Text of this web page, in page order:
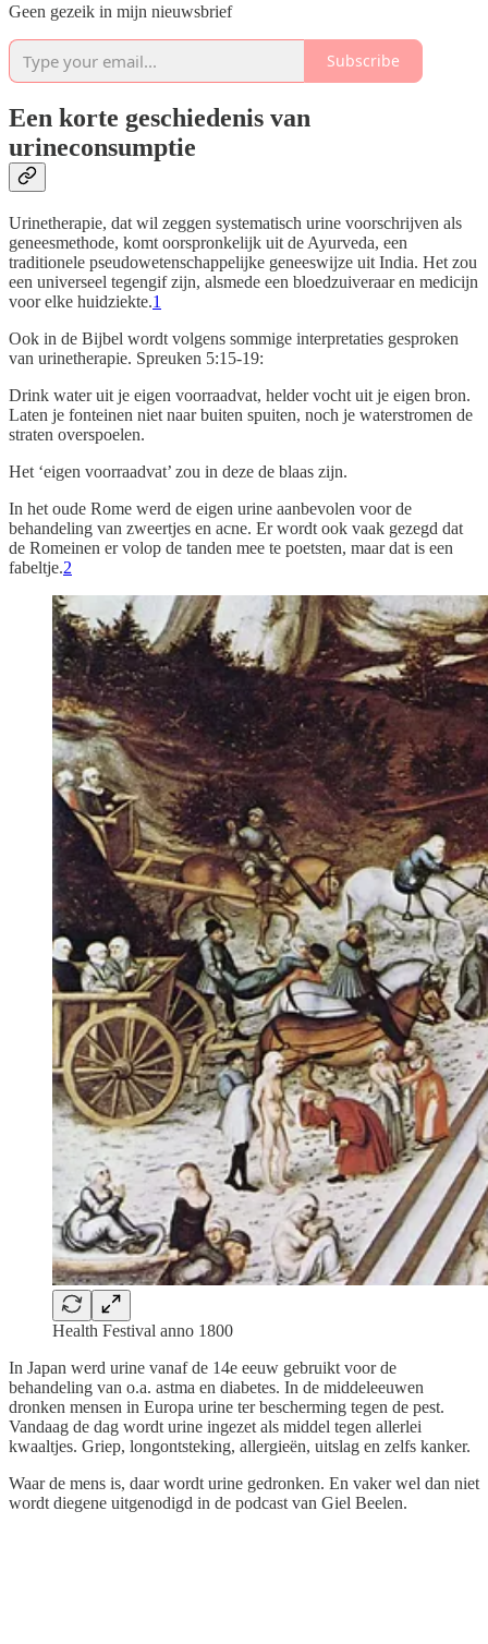
Geen gezeik in mijn nieuwsbrief
Subscribe
Een korte geschiedenis van
urineconsumptie
Urinetherapie, dat wil zeggen systematisch urine voorschrijven als
geneesmethode, komt oorspronkelijk uit de Ayurveda, een
traditionele pseudowetenschappelijke geneeswijze uit India. Het zou
een universeel tegengif zijn, alsmede een bloedzuiveraar en medicijn
voor elke huidziekte.1
Ook in de Bijbel wordt volgens sommige interpretaties gesproken
van urinetherapie. Spreuken 5:15-19:
Drink water uit je eigen voorraadvat, helder vocht uit je eigen bron.
Laten je fonteinen niet naar buiten spuiten, noch je waterstromen de
straten overspoelen.
Het ‘eigen voorraadvat’ zou in deze de blaas zijn.
In het oude Rome werd de eigen urine aanbevolen voor de
behandeling van zweertjes en acne. Er wordt ook vaak gezegd dat
de Romeinen er volop de tanden mee te poetsten, maar dat is een
fabeltje.2
Health Festival anno 1800
In Japan werd urine vanaf de 14e eeuw gebruikt voor de
behandeling van o.a. astma en diabetes. In de middeleeuwen
dronken mensen in Europa urine ter bescherming tegen de pest.
Vandaag de dag wordt urine ingezet als middel tegen allerlei
kwaaltjes. Griep, longontsteking, allergieën, uitslag en zelfs kanker.
Waar de mens is, daar wordt urine gedronken. En vaker wel dan niet
wordt diegene uitgenodigd in de podcast van Giel Beelen.